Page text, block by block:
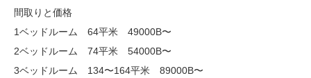
間取りと価格
1ベッドルーム 64平米 49000B〜
2ベッドルーム 74平米 54000B〜
3ベッドルーム 134〜164平米 89000B〜